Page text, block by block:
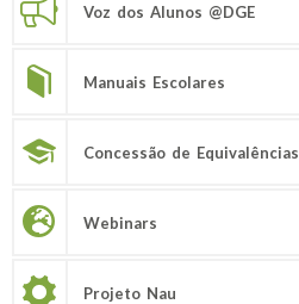
Voz dos Alunos @DGE
Manuais Escolares
Concessão de Equivalências
Webinars
Projeto Nau